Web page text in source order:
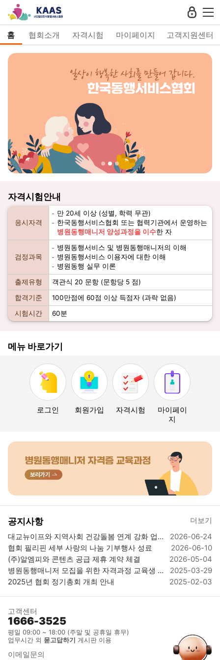
홈 협회소개 자격시험 마이페이지 고객지원센터
자격시험안내
응시자격
만 20세 이상 (성별, 학력 무관)
한국동행서비스협회 또는 협력기관에서 운영하는
병원동행매니저 양성과정을 이수한 자
검정과목
병원동행서비스 및 병원동행매니저의 이해
병원동행서비스 이용자에 대한 이해
병원동행 실무 이론
출제유형
객관식 20 문항 (문항당 5 점)
합격기준
100만점에 60점 이상 득점자 (과락 없음)
시험시간
60분
메뉴 바로가기
로그인 회원가입 자격시험
마이페이
지
공지사항
더보기
대교뉴이프와 지역사회 건강돌봄 연계 강화 업뮤협약 체결
2026-06-24
협회 필리핀 세부 사랑의 나눔 기부행사 성료
2026-06-10
(주)알엠피와 콘텐츠 공급 제휴 계약 체결
2026-05-04
병원동행매니저 모집을 위한 자격과정 교육생 모집_자격시험 응시료 및 발급비 무료 이벤트
2025-03-29
2025년 협회 정기총회 개최 안내
2025-02-03
고객센터
1666-3525
평일 09:00 ~ 18:00 (주말 및 공휴일 휴무)
업무시간 외 묻고답하기 게시판 이용
이메일문의